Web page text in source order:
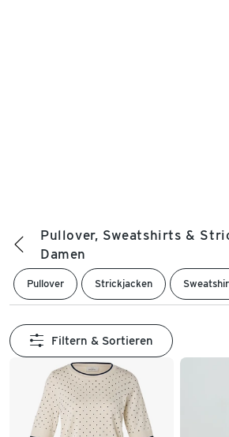
Pullover, Sweatshirts &
Damen
Pullover Strickjacken
Filtern & Sortieren